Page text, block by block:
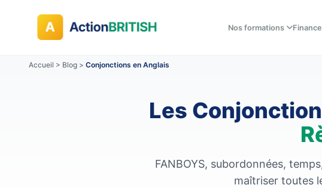
Nos formations
Accueil > Blog > Conjonctions en Anglais
Les
FANBOYS, subordonnées,
maîtriser toutes